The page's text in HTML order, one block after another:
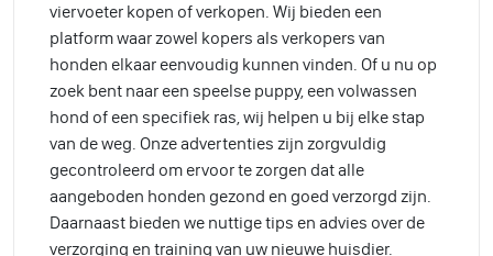
viervoeter kopen of verkopen. Wij bieden een
platform waar zowel kopers als verkopers van
honden elkaar eenvoudig kunnen vinden. Of u nu op
zoek bent naar een speelse puppy, een volwassen
hond of een specifiek ras, wij helpen u bij elke stap
van de weg. Onze advertenties zijn zorgvuldig
gecontroleerd om ervoor te zorgen dat alle
aangeboden honden gezond en goed verzorgd zijn.
Daarnaast bieden we nuttige tips en advies over de
verzorging en training van uw nieuwe huisdier.